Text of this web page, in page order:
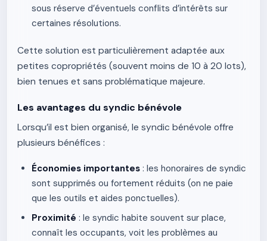
sous réserve d’éventuels conflits d’intérêts sur
certaines résolutions.
Cette solution est particulièrement adaptée aux
petites copropriétés (souvent moins de 10 à 20 lots),
bien tenues et sans problématique majeure.
Les avantages du syndic bénévole
Lorsqu’il est bien organisé, le syndic bénévole offre
plusieurs bénéfices :
Économies importantes : les honoraires de syndic
sont supprimés ou fortement réduits (on ne paie
que les outils et aides ponctuelles).
Proximité : le syndic habite souvent sur place,
connaît les occupants, voit les problèmes au